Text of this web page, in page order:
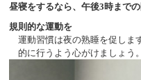
昼寝をするなら、午後3時まで
規則的な運動を
運動習慣は夜の熟睡を促しま
的に行うよう心がけましょう。